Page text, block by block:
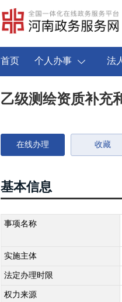
首页 个人办事 法
乙级测绘资质补充
在线办理 收藏
基本信息
事项名称
实施主体
法定办理时限
权力来源